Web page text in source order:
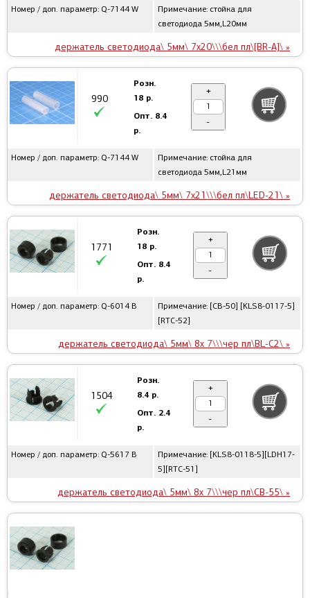
Номер / доп. параметр: Q-7144 W
Примечание: стойка для
светодиода 5мм,L20мм
держатель светодиода\ 5мм\ 7x20\\\бел пл\[BR-A]\ »
Номер / доп. параметр: Q-7144 W
Примечание: стойка для
светодиода 5мм,L21мм
держатель светодиода\ 5мм\ 7x21\\\бел пл\LED-21\ »
990
Розн.
18 р.
Опт. 8.4
р.
+
-
Номер / доп. параметр: Q-6014 B
Примечание: [CB-50] [KLS8-0117-5]
[RTC-52]
держатель светодиода\ 5мм\ 8x 7\\\чер пл\BL-C2\ »
1771
Розн.
18 р.
Опт. 8.4
р.
+
-
Номер / доп. параметр: Q-5617 B
Примечание: [KLS8-0118-5][LDH17-
5][RTC-51]
держатель светодиода\ 5мм\ 8x 7\\\чер пл\CB-55\ »
1504
Розн.
8.4 р.
Опт. 2.4
р.
+
-